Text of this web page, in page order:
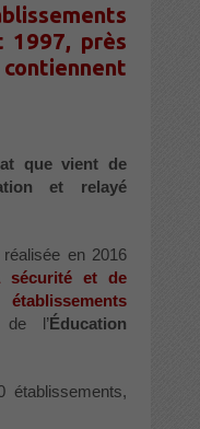
1997, près
que vient de
et relayé
en 2016
sécurité et de
l’Éducation
établissements,